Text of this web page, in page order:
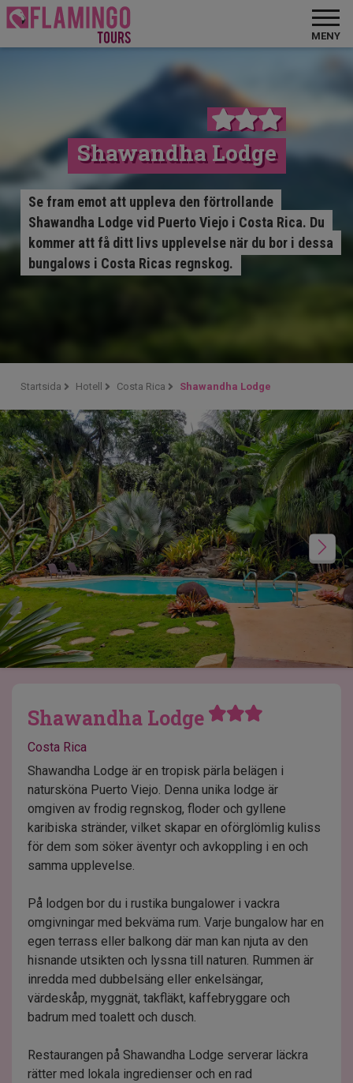
MENY
Shawandha Lodge
Se fram emot att uppleva den förtrollande
Shawandha Lodge vid Puerto Viejo i Costa Rica. Du
kommer att få ditt livs upplevelse när du bor i dessa
bungalows i Costa Ricas regnskog.
Startsida Hotell Costa Rica Shawandha Lodge
Shawandha Lodge
Costa Rica
Shawandha Lodge är en tropisk pärla belägen i
natursköna Puerto Viejo. Denna unika lodge är
omgiven av frodig regnskog, floder och gyllene
karibiska stränder, vilket skapar en oförglömlig kuliss
för dem som söker äventyr och avkoppling i en och
samma upplevelse.
På lodgen bor du i rustika bungalower i vackra
omgivningar med bekväma rum. Varje bungalow har en
egen terrass eller balkong där man kan njuta av den
hisnande utsikten och lyssna till naturen. Rummen är
inredda med dubbelsäng eller enkelsängar,
värdeskåp, myggnät, takfläkt, kaffebryggare och
badrum med toalett och dusch.
Restaurangen på Shawandha Lodge serverar läckra
rätter med lokala ingredienser och en rad